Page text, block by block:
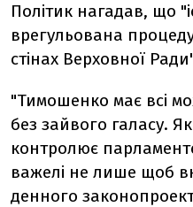
Політик нагадав, що
врегульована
стінах Верховної
"Тимошенко має всі
без зайвого галасу.
контролює
важелі не лише щоб
денного